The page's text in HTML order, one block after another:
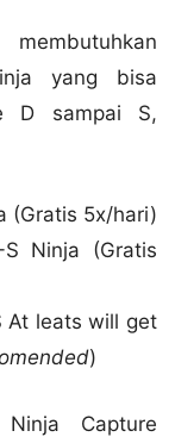
yang bisa
D sampai S,
(Gratis 5x/hari)
Ninja (Gratis
At leats will get
)
Capture